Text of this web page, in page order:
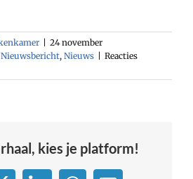
24 november
Nieuwsbericht, Nieuws
Reacties
kies je platform!